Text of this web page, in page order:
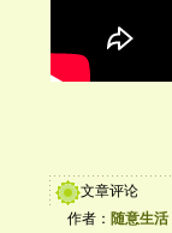
文章评论
作者： 随意生活